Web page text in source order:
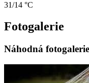
31/14 °C
Fotogalerie
Náhodná fotogalerie